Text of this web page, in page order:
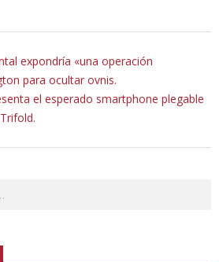
expondría «una operación
para ocultar ovnis.
el esperado smartphone plegable